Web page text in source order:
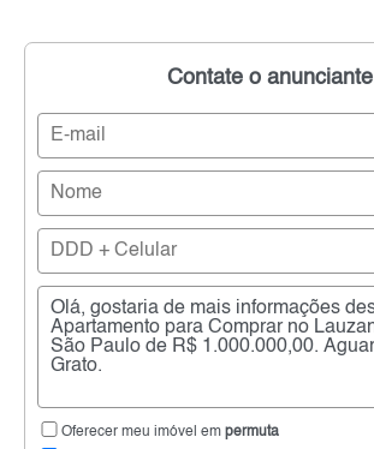
Contate o anunciante
Oferecer meu imóvel em permuta